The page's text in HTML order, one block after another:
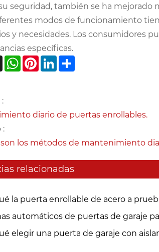
seguridad, también se ha mejorado
modos de funcionamiento
y necesidades. Los consumidores
específicas.
X WhatsApp
PinterestLinkedIn
diario de puertas enrollables.
:
son los métodos de mantenimiento
relacionadas
la puerta enrollable de acero a
esencial para la seguridad industrial
automáticos de puertas de garaje
y empresas
elegir una puerta de garaje con